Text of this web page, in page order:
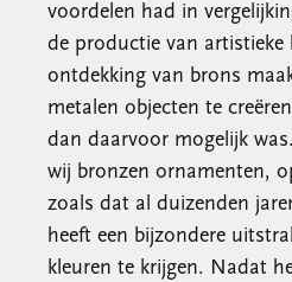
voordelen had in
de productie van artistieke
ontdekking van brons
metalen objecten te
dan daarvoor mogelijk
wij bronzen ornamenten,
zoals dat al duizenden
heeft een bijzondere
kleuren te krijgen. Nadat